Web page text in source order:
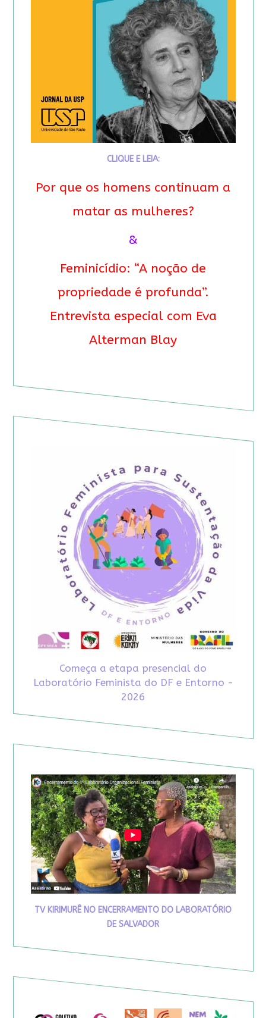
CLIQUE E LEIA:
Por que os homens continuam a
matar as mulheres?
&
Feminicídio: “A noção de
propriedade é profunda”.
Entrevista especial com Eva
Alterman Blay
Começa a etapa presencial do
Laboratório Feminista do DF e Entorno -
2026
TV KIRIMURÊ NO ENCERRAMENTO DO LABORATÓRIO
DE SALVADOR